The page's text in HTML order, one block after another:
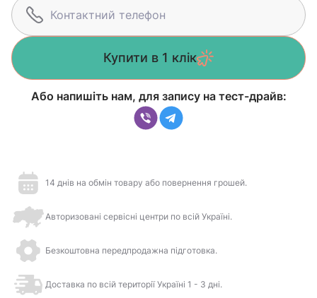
Купити в 1 клік
Або напишіть нам, для запису на тест-драйв:
14 днів на обмін товару або повернення грошей.
Авторизовані сервісні центри по всій Україні.
Безкоштовна передпродажна підготовка.
Доставка по всій території Україні 1 - 3 дні.